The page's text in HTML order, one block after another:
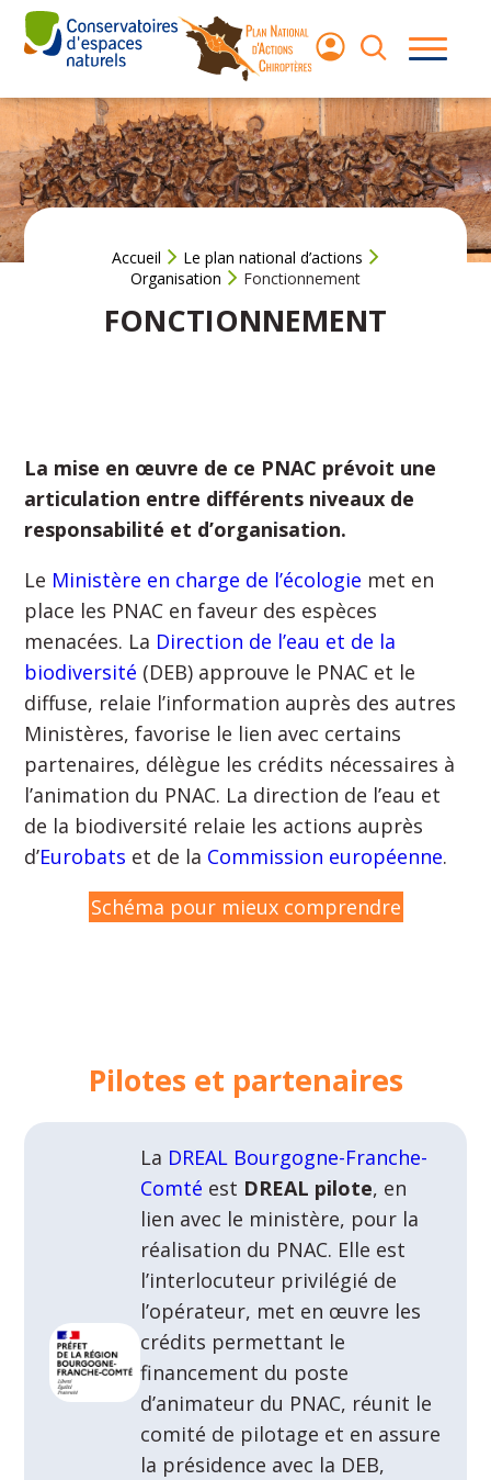
Aller
contenu
chauves-
souris
Le Plan
National
chauves‑souris
Accueil
Le plan national d’actions
Organisation
Fonctionnement
FONCTIONNEMENT
La mise en œuvre de ce PNAC prévoit une
articulation entre différents niveaux de
responsabilité et d’organisation.
Le Ministère en charge de l’écologie met en
place les PNAC en faveur des espèces
menacées. La Direction de l’eau et de la
biodiversité (DEB) approuve le PNAC et le
diffuse, relaie l’information auprès des autres
Ministères, favorise le lien avec certains
partenaires, délègue les crédits nécessaires à
l’animation du PNAC. La direction de l’eau et
de la biodiversité relaie les actions auprès
d’Eurobats et de la Commission européenne.
Schéma pour mieux comprendre
Pilotes et partenaires
La DREAL Bourgogne-Franche-
Comté est DREAL pilote, en
lien avec le ministère, pour la
réalisation du PNAC. Elle est
l’interlocuteur privilégié de
l’opérateur, met en œuvre les
crédits permettant le
financement du poste
d’animateur du PNAC, réunit le
comité de pilotage et en assure
la présidence avec la DEB,